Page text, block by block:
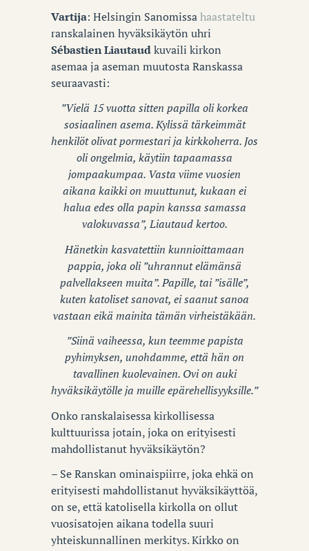
Vartija: Helsingin Sanomissahaastateltu
ranskalainen hyväksikäytön uhri
SébastienLiautaudkuvaili kirkon
asemaa ja aseman muutosta Ranskassa
seuraavasti:
”Vielä 15 vuotta sitten papilla oli korkea
sosiaalinen asema. Kylissä tärkeimmät
henkilöt olivat pormestari ja kirkkoherra. Jos
oli ongelmia, käytiin tapaamassa
jompaakumpaa. Vasta viime vuosien
aikana kaikki on muuttunut, kukaan ei
halua edes olla papin kanssa samassa
valokuvassa”, Liautaud kertoo.
Hänetkin kasvatettiin kunnioittamaan
pappia, joka oli ”uhrannut elämänsä
palvellakseen muita”. Papille, tai ”isälle”,
kuten katoliset sanovat, ei saanut sanoa
vastaan eikä mainita tämän virheistäkään.
”Siinä vaiheessa, kun teemme papista
pyhimyksen, unohdamme, että hän on
tavallinen kuolevainen. Ovi on auki
hyväksikäytölle ja muille epärehellisyyksille.”
Onko ranskalaisessa kirkollisessa
kulttuurissa jotain, joka on erityisesti
mahdollistanut hyväksikäytön?
– Se Ranskan ominaispiirre, joka ehkä on
erityisesti mahdollistanut hyväksikäyttöä,
on se, että katolisella kirkolla on ollut
vuosisatojen aikana todella suuri
yhteiskunnallinen merkitys. Kirkko on